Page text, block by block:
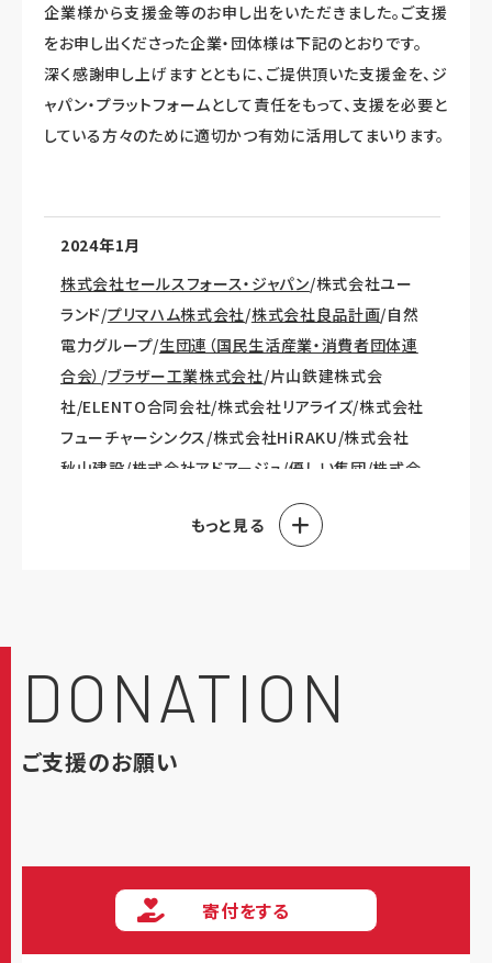
企業様から支援金等のお申し出をいただきました。ご支援
をお申し出くださった企業・団体様は下記のとおりです。
深く感謝申し上げますとともに、ご提供頂いた支援金を、ジ
ャパン・プラットフォームとして責任をもって、支援を必要と
している方々のために適切かつ有効に活用してまいります。
2024年1月
株式会社セールスフォース・ジャパン/株式会社ユー
ランド/プリマハム株式会社/株式会社良品計画/自然
電力グループ/生団連（国民生活産業・消費者団体連
合会） /ブラザー工業株式会社/片山鉄建株式会
社/ELENTO合同会社/株式会社リアライズ/株式会社
フューチャーシンクス/株式会社HiRAKU/株式会社
秋山建設/株式会社アドアージュ/優しい集団/株式会
社葵/株式会社エニシ/株式会社ブライト/日本郵船株
式会社/EPSホールディングス株式会社/
社/大日本印刷株式会社/
愛知製鋼株式会社/愛知製
鋼ボランティア基金 /株式会社Fast Fitness
社/株式会社アパートナー
ィカル株式会社/トヨタ紡織株式会社/日野自動車株
式会社/愛三工業株式会社/シチズン時計株式会社/
株式会社ミルボン/双日株式会社/富士通株式会社/
もっと見る
DONATION
ご支援のお願い
寄付をする